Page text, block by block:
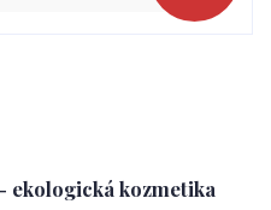
ekologická kozmetika